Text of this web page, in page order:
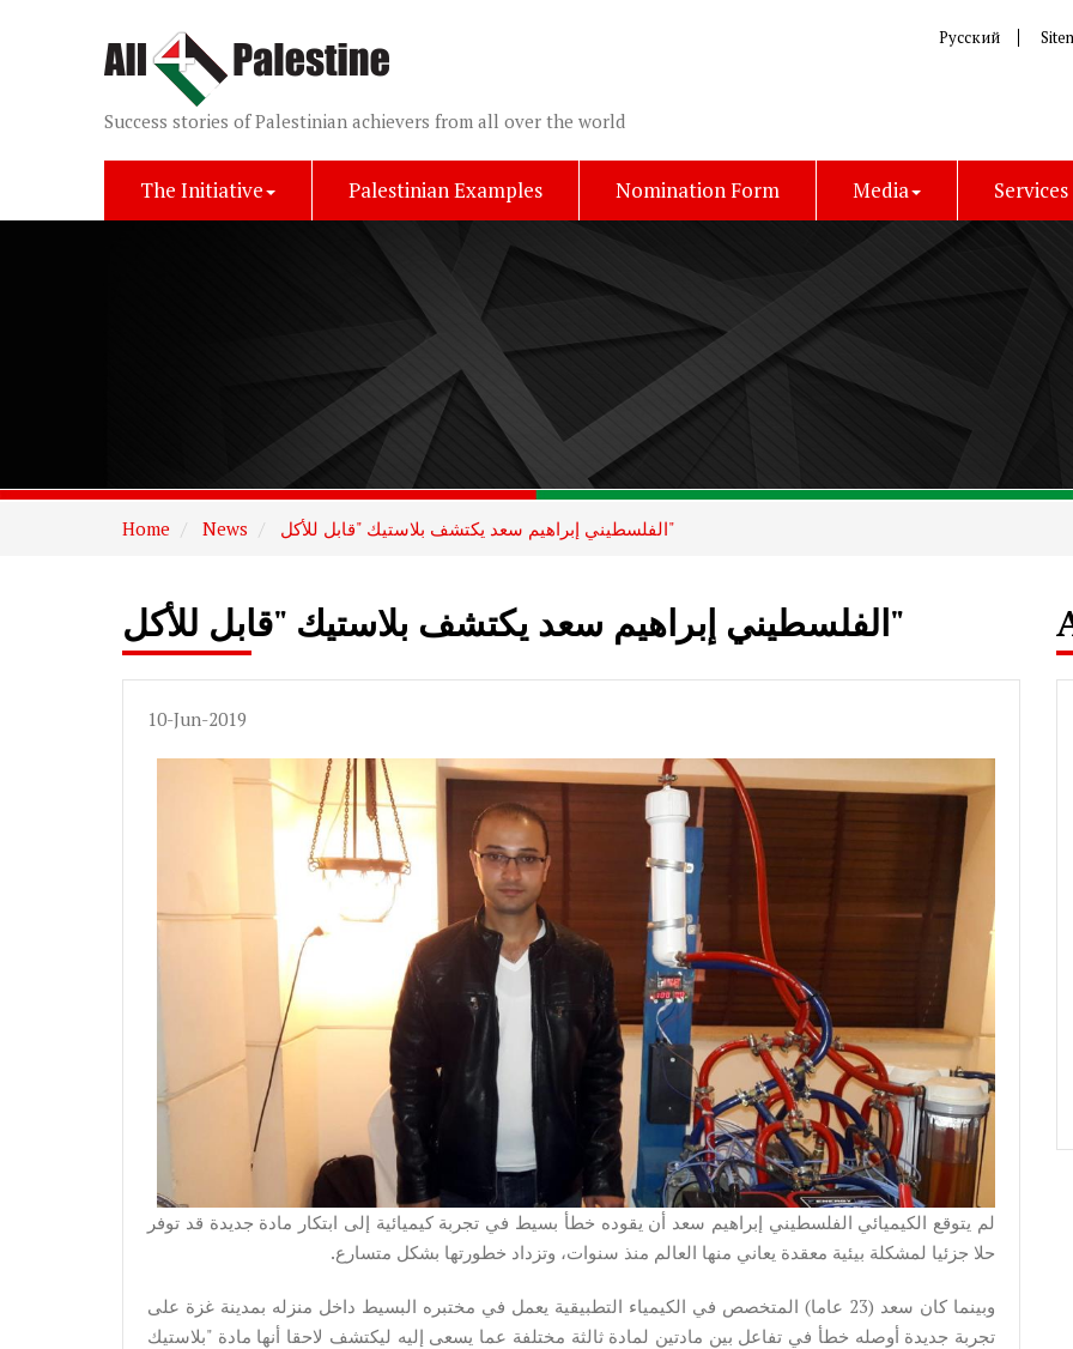
Success stories of Palestinian achievers from all over the world
Русский
The Initiative Palestinian Examples Nomination Form Media
Home News الفلسطيني إبراهيم سعد يكتشف بلاستيك "قابل للأكل"
الفلسطيني إبراهيم سعد يكتشف بلاستيك "قابل للأكل"
10-Jun-2019
لم يتوقع الكيميائي الفلسطيني إبراهيم سعد أن يقوده خطأ بسيط في تجربة كيميائية إلى ابتكار مادة جديدة قد توفر
حلا جزئيا لمشكلة بيئية معقدة يعاني منها العالم منذ سنوات، وتزداد خطورتها بشكل متسارع.
وبينما كان سعد (23 عاما) المتخصص في الكيمياء التطبيقية يعمل في مختبره البسيط داخل منزله بمدينة غزة على
تجربة جديدة أوصله خطأ في تفاعل بين مادتين لمادة ثالثة مختلفة عما يسعى إليه ليكتشف لاحقا أنها مادة "بلاستيك